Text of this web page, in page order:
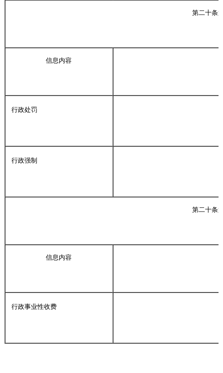
第二十条
信息内容
行政处罚
行政强制
第二十条
信息内容
行政事业性收费